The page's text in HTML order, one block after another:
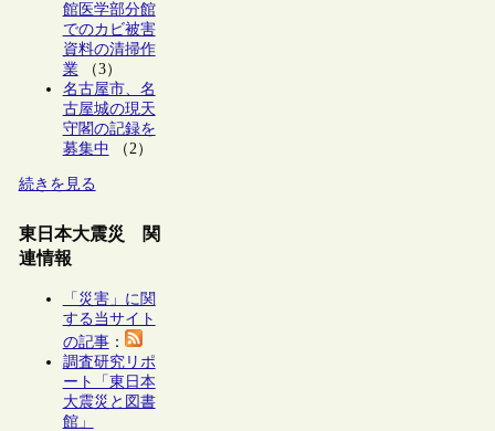
館医学部分館
でのカビ被害
資料の清掃作
業（3）
名古屋市、名
古屋城の現天
守閣の記録を
募集中 （2）
続きを見る
東日本大震災 関
連情報
「災害」に関
する当サイト
の記事：
調査研究リポ
ート「東日本
大震災と図書
館」